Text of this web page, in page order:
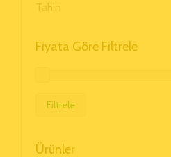
Tahin
Fiyata Göre Filtrele
Filtrele
Ürünler